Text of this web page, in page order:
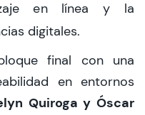
en línea y la
digitales.
final con una
en entornos
Quiroga y Óscar